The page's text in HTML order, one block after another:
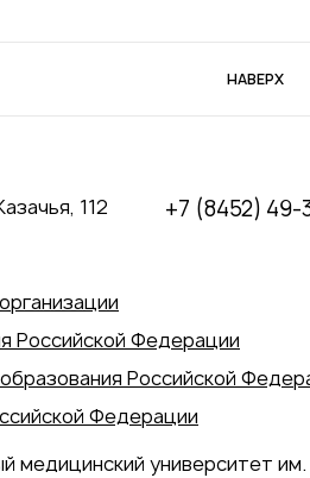
НАВЕРХ
112
+7 (8452) 49-
Российской Федерации
Российской
Федерации
медицинский университет им.